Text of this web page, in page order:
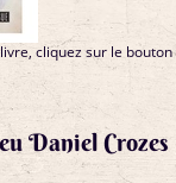
cliquez sur le bouton
Daniel Crozes